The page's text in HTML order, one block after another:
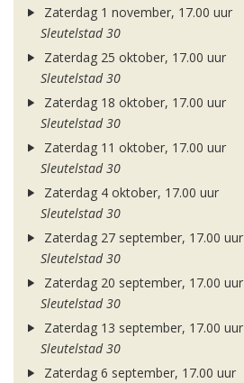
Zaterdag 1 november, 17.00 uur
Sleutelstad 30
Zaterdag 25 oktober, 17.00 uur
Sleutelstad 30
Zaterdag 18 oktober, 17.00 uur
Sleutelstad 30
Zaterdag 11 oktober, 17.00 uur
Sleutelstad 30
Zaterdag 4 oktober, 17.00 uur
Sleutelstad 30
Zaterdag 27 september, 17.00 uur
Sleutelstad 30
Zaterdag 20 september, 17.00 uur
Sleutelstad 30
Zaterdag 13 september, 17.00 uur
Sleutelstad 30
Zaterdag 6 september, 17.00 uur